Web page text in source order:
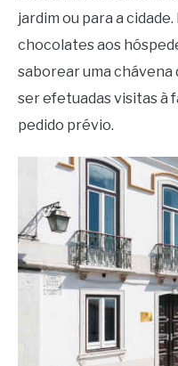
jardim ou para a
chocolates aos
saborear uma
ser efetuadas visitas à
pedido prévio.